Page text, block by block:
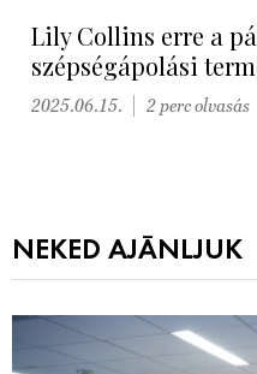
Lily Collins erre a
szépségápolási
2025.06.15. 2 perc olvasás
NEKED AJÁNLJUK